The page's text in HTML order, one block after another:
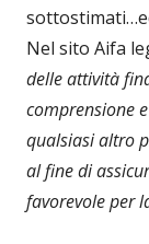
Nel sito Aifa
delle attività
comprensione
qualsiasi altro
al fine di
favorevole per